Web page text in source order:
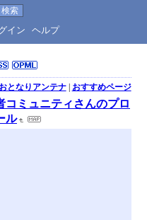
イン ヘルプ
おとなりアンテナ| おすすめページ
コミュニティさんのプロ
ル